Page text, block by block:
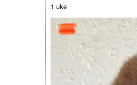
1 uke